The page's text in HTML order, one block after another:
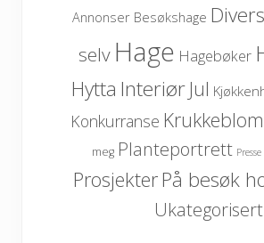
Annonser Besøkshage
selv Hage Hagebøker
Hytta Interiør Jul
Konkurranse
meg Planteportrett Presse
ProsjekterPå besøk
Ukategorisert